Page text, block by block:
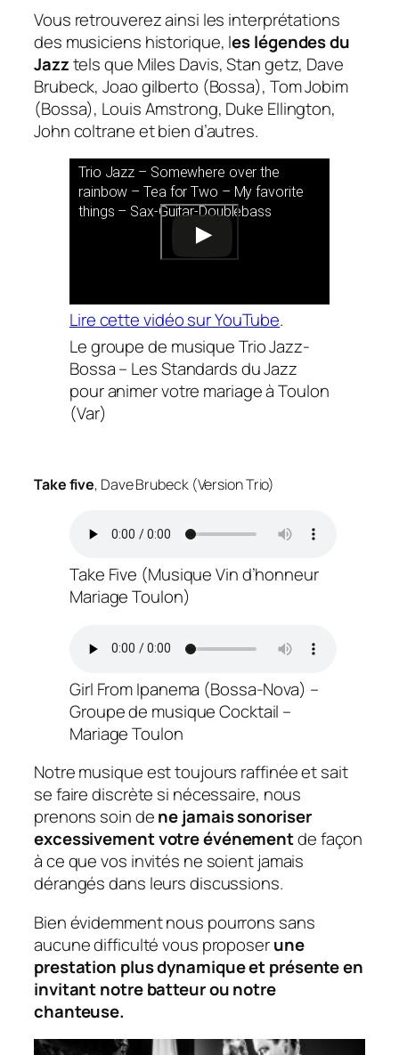
Vous retrouverez ainsi les interprétations
des musiciens historique, les légendes du
Jazztels que Miles Davis, Stan getz, Dave
Brubeck, Joao gilberto (Bossa), Tom Jobim
(Bossa), Louis Amstrong, Duke Ellington,
John coltrane et bien d’autres.
Trio Jazz – Somewhere over the
rainbow – Tea for Two – My favorite
things – Sax-Guitar-Doublebass
Lire cette vidéo sur YouTube.
Le groupe de musique Trio Jazz-
Bossa – Les Standards du Jazz
pour animer votre mariage à Toulon
(Var)
Take five, Dave Brubeck (Version Trio)
Take Five (Musique Vin d’honneur
Mariage Toulon)
Girl From Ipanema (Bossa-Nova) –
Groupe de musique Cocktail –
Mariage Toulon
Notre musique est toujours raffinée et sait
se faire discrète si nécessaire, nous
prenons soin dene jamais sonoriser
excessivement votre événementde façon
à ce que vos invités ne soient jamais
dérangés dans leurs discussions.
Bien évidemment nous pourrons sans
aucune difficulté vous proposerune
prestation plus dynamique et présente en
invitant notre batteur ou notre
chanteuse.